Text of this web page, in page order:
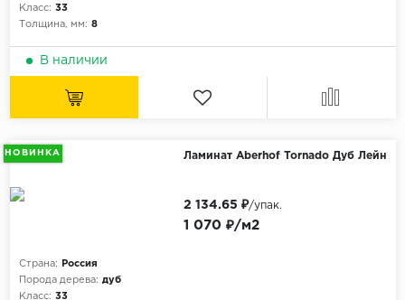
Класс: 33
Толщина, мм: 8
В наличии
НОВИНКА Ламинат Aberhof Tornado Дуб Лейн
Страна:
Россия
Порода дерева: дуб
Класс: 33
1 070 ₽/м2
2 134.65 ₽/упак.